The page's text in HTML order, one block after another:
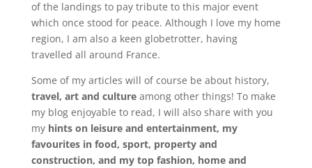
of the landings to pay tribute to this major event
which once stood for peace. Although I love my home
region, I am also a keen globetrotter, having
travelled all around France.
Some of my articles will of course be about history,
travel, art and cultureamong other things! To make
my blog enjoyable to read, I will also share with you
my hints on leisure and entertainment, my
favourites in food, sport, property and
construction, and my top fashion, home and